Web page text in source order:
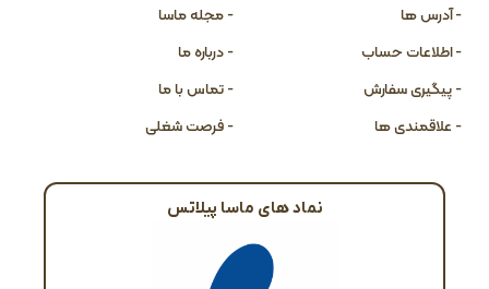
- آدرس ها
- اطلاعات حساب
- پیگیری سفارش
- علاقمندی ها
- مجله ماسا
- درباره ما
- تماس با ما
- فرصت شغلی
نماد های ماسا پیلاتس